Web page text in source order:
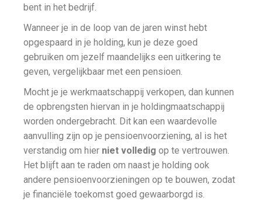
bent in het bedrijf.
Wanneer je in de loop van de jaren winst hebt
opgespaard in je holding, kun je deze goed
gebruiken om jezelf maandelijks een uitkering te
geven, vergelijkbaar met een pensioen.
Mocht je je werkmaatschappij verkopen, dan kunnen
de opbrengsten hiervan in je holdingmaatschappij
worden ondergebracht. Dit kan een waardevolle
aanvulling zijn op je pensioenvoorziening, al is het
verstandig om hier niet volledig op te vertrouwen.
Het blijft aan te raden om naast je holding ook
andere pensioenvoorzieningen op te bouwen, zodat
je financiële toekomst goed gewaarborgd is.